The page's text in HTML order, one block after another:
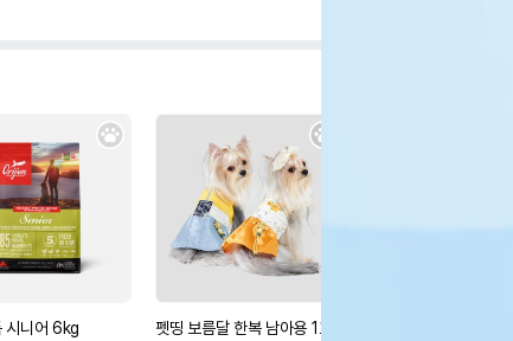
시니어 6kg 펫띵 보름달 한복 남아용 1호